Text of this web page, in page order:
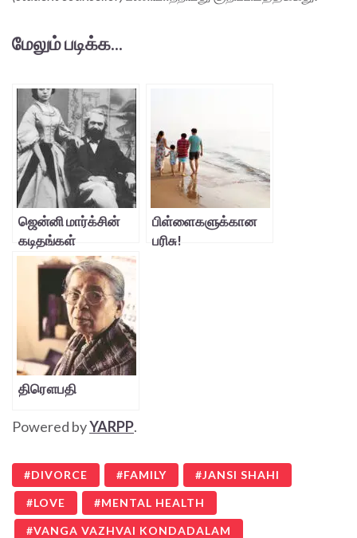
மேலும் படிக்க...
ஜென்னி மார்க்சின்
கடிதங்கள்
பிள்ளைகளுக்கான
பரிசு!
திரௌபதி
Powered byYARPP.
DIVORCE FAMILY JANSI SHAHI
LOVE MENTAL HEALTH
VANGA VAZHVAI KONDADALAM